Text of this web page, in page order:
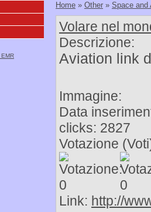
Home » Other » Space and
Volare nel
Descrizione:
Aviation link
Immagine:
Data
clicks: 2827
Votazione
Link: http://